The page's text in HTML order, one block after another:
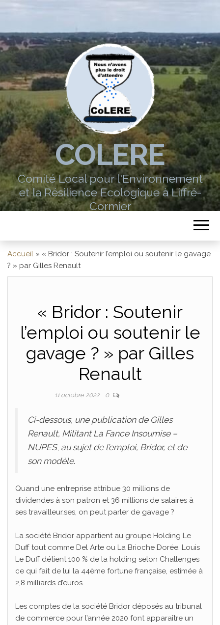
COLERE
Comité Local pour l'Environnement
et la Résilience Ecologique à Liffré-
Cormier
Accueil » « Bridor : Soutenir l’emploi ou soutenir le gavage
? » par Gilles Renault
« Bridor : Soutenir
l’emploi ou soutenir le
gavage ? » par Gilles
Renault
11 octobre 2022 0
Ci-dessous, une publication de Gilles
Renault, Militant La Fance Insoumise –
NUPES, au sujet de l’emploi, Bridor, et de
son modèle.
Quand une entreprise attribue 30 millions de
dividendes à son patron et 36 millions de salaires à
ses travailleur.ses, on peut parler de gavage ?
La société Bridor appartient au groupe Holding Le
Duff tout comme Del Arte ou La Brioche Dorée. Louis
Le Duff détient 100 % de la holding selon Challenges
ce qui fait de lui la 44ème fortune française, estimée à
2,8 milliards d’euros.
Les comptes de la société Bridor déposés au tribunal
de commerce pour l’année 2020 font apparaître un